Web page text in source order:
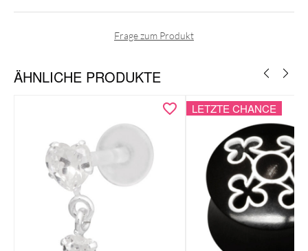
ökologischer Sicht, aber vor allem unter den von uns
Rohstoff perfekt geeignet. Die Hautfreundlichkeit des
erstklassig verarbeiteten Stoffes reduziert die Risiken einer
Naturmaterialien können ihr Äußeres verändern, denn nicht
nur die normalen Umwelteinflüsse wie Licht und Wasser wirken
Naturprodukte sind also unvermeidlich und somit ist jedes
Frage zum Produkt
ÄHNLICHE PRODUKTE
LETZTE CHANCE